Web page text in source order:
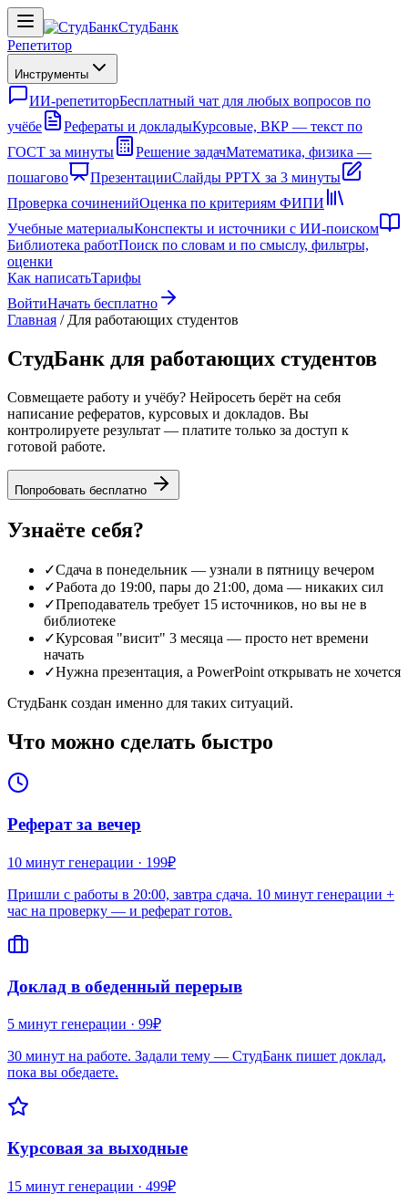
СтудБанк
Репетитор
Инструменты
ИИ-репетиторБесплатный чат для любых вопросов по
учёбе
Рефераты и докладыКурсовые, ВКР — текст по
ГОСТ за минуты
Решение задачМатематика, физика —
пошагово
ПрезентацииСлайды PPTX за 3 минуты
Проверка сочиненийОценка по критериям ФИПИ
Учебные материалыКонспекты и источники с ИИ-поиском
Библиотека работПоиск по словам и по смыслу, фильтры,
оценки
Как написатьТарифы
ВойтиНачать бесплатно
Главная / Для работающих студентов
СтудБанк для работающих студентов
Совмещаете работу и учёбу? Нейросеть берёт на себя
написание рефератов, курсовых и докладов. Вы
контролируете результат — платите только за доступ к
готовой работе.
Попробовать бесплатно
Узнаёте себя?
✓Сдача в понедельник — узнали в пятницу вечером
✓Работа до 19:00, пары до 21:00, дома — никаких сил
✓Преподаватель требует 15 источников, но вы не в
библиотеке
✓Курсовая "висит" 3 месяца — просто нет времени
начать
✓Нужна презентация, а PowerPoint открывать не хочется
СтудБанк создан именно для таких ситуаций.
Что можно сделать быстро
Реферат за вечер
10 минут генерации · 199₽
Пришли с работы в 20:00, завтра сдача. 10 минут генерации +
час на проверку — и реферат готов.
Доклад в обеденный перерыв
5 минут генерации · 99₽
30 минут на работе. Задали тему — СтудБанк пишет доклад,
пока вы обедаете.
Курсовая за выходные
15 минут генерации · 499₽